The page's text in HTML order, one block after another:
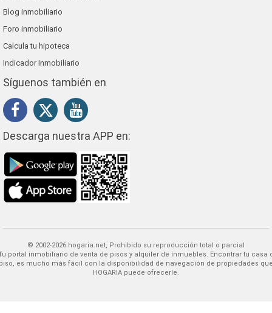
Blog inmobiliario
Foro inmobiliario
Calcula tu hipoteca
Indicador Inmobiliario
Síguenos también en
Descarga nuestra APP en:
© 2002-2026 hogaria.net, Prohibido su reproducción total o parcial
Encontrar tu casa o
es mucho más fácil con la disponibilidad de navegación de propiedades
HOGARIA puede ofrecerle.